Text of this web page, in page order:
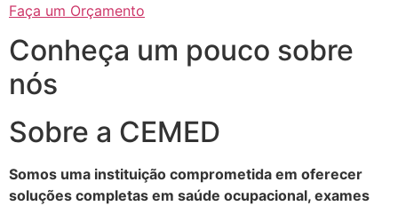
Faça um Orçamento
Conheça um pouco sobre
nós
Sobre a CEMED
Somos uma instituição comprometida em oferecer
soluções completas em saúde ocupacional, exames